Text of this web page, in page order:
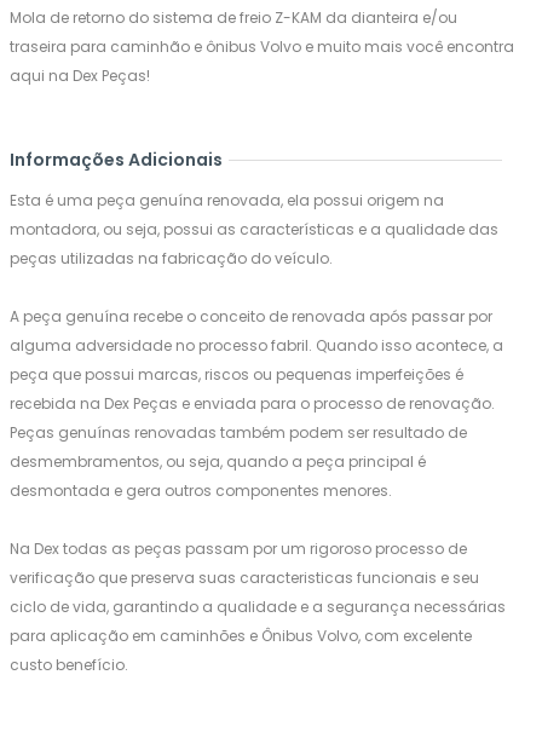
Mola de retorno do sistema de freio Z-KAM da dianteira e/ou
traseira para caminhão e ônibus Volvo e muito mais você encontra
aqui na Dex Peças!
Informações Adicionais
Esta é uma peça genuína renovada, ela possui origem na
montadora, ou seja, possui as características e a qualidade das
peças utilizadas na fabricação do veículo.
A peça genuína recebe o conceito de renovada após passar por
alguma adversidade no processo fabril. Quando isso acontece, a
peça que possui marcas, riscos ou pequenas imperfeições é
recebida na Dex Peças e enviada para o processo de renovação.
Peças genuínas renovadas também podem ser resultado de
desmembramentos, ou seja, quando a peça principal é
desmontada e gera outros componentes menores.
Na Dex todas as peças passam por um rigoroso processo de
verificação que preserva suas caracteristicas funcionais e seu
ciclo de vida, garantindo a qualidade e a segurança necessárias
para aplicação em caminhões e Ônibus Volvo, com excelente
custo benefício.